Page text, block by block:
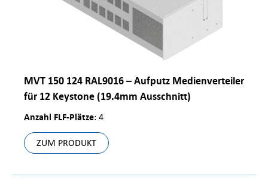
MVT 150 124 RAL9016 – Aufputz Medienverteiler
für 12 Keystone (19.4mm Ausschnitt)
Anzahl FLF-Plätze: 4
ZUM PRODUKT